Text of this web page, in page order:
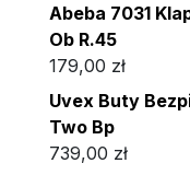
Abeba 7031
Ob R.45
179,00 zł
Uvex Buty
Two Bp
739,00 zł